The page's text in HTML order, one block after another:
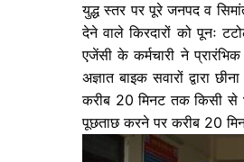
युद्ध स्तर पर पूरे जनपद व
देने वाले किरदारों को पूनः
एजेंसी के कर्मचारी ने
अज्ञात बाइक सवारों द्वारा
करीब 20 मिनट तक किसी से
पूछताछ करने पर करीब 20